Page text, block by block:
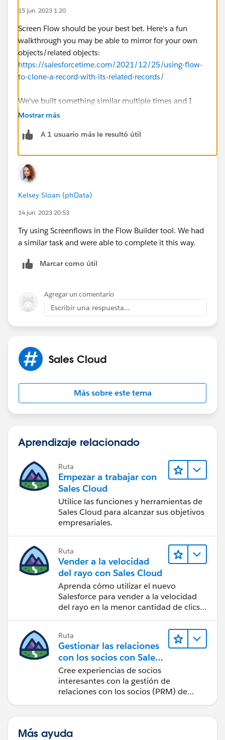
15 jun. 2023 1:20
Screen Flow should be your best bet. Here's a fun
walkthrough you may be able to mirror for your own
objects/related objects:
https://salesforcetime.com/2021/12/25/using-flow-
to-clone-a-record-with-its-related-records/
We've built something similar multiple times and I
wish I had this walkthrough the first time.
Mostrar más
A 1 usuario más le resultó útil
Kelsey Sloan (phData)
14 jun. 2023 20:53
Try using Screenflows in the Flow Builder tool. We had
a similar task and were able to complete it this way.
Marcar como útil
Agregar un comentario
Escribir una respuesta...
Sales Cloud
Más sobre este tema
Aprendizaje relacionado
Ruta
Empezar a trabajar con
Sales Cloud
Utilice las funciones y herramientas de
Sales Cloud para alcanzar sus objetivos
empresariales.
Ruta
Vender a la velocidad
del rayo con Sales Cloud
Aprenda cómo utilizar el nuevo
Salesforce para vender a la velocidad
del rayo en la menor cantidad de clics
Ruta
Gestionar las relaciones
con los socios con Sales
Cloud PRM
Cree experiencias de socios
interesantes con la gestión de
relaciones con los socios (PRM) de
Más ayuda